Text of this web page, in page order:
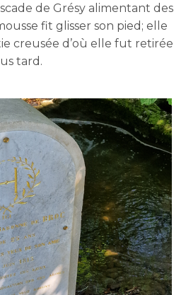
de Grésy alimentant des
fit glisser son pied; elle
creusée d’où elle fut retirée
tard.